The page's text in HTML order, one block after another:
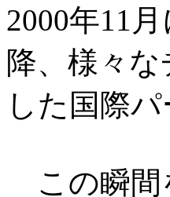
2000年11
降、様々
した国際
この瞬間